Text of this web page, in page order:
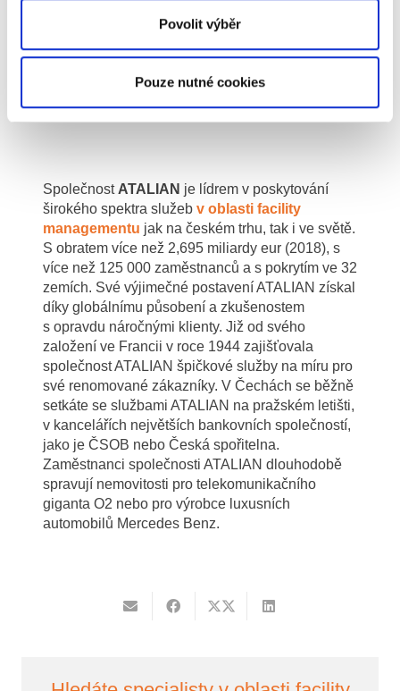
Povolit výběr
Pouze nutné cookies
kvalifikovanou obsluhu.
Takže potřeba lidí je a bude i v budoucnu,
budeme se ale orientovat na více kvalifikovanou
pracovní sílu a budeme zvyšovat podíl
automatizovaných zařízení.
Společnost ATALIAN je lídrem v poskytování
širokého spektra služeb v oblasti facility
managementu jak na českém trhu, tak i ve světě.
S obratem více než 2,695 miliardy eur (2018), s
více než 125 000 zaměstnanců a s pokrytím ve 32
zemích. Své výjimečné postavení ATALIAN získal
díky globálnímu působení a zkušenostem
s opravdu náročnými klienty. Již od svého
založení ve Francii v roce 1944 zajišťovala
společnost ATALIAN špičkové služby na míru pro
své renomované zákazníky. V Čechách se běžně
setkáte se službami ATALIAN na pražském letišti,
v kancelářích největších bankovních společností,
jako je ČSOB nebo Česká spořitelna.
Zaměstnanci společnosti ATALIAN dlouhodobě
spravují nemovitosti pro telekomunikačního
giganta O2 nebo pro výrobce luxusních
automobilů Mercedes Benz.